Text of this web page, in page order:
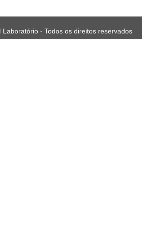
- Todos os direitos reservados